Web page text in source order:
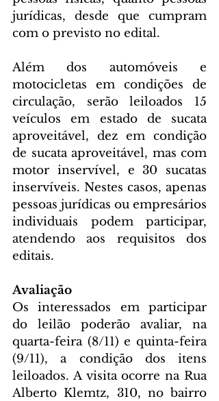
jurídicas, desde que cumpram
com o previsto no edital.
Além dos automóveis e
motocicletas em condições de
circulação, serão leiloados 15
veículos em estado de sucata
aproveitável, dez em condição
de sucata aproveitável, mas com
motor inservível, e 30 sucatas
inservíveis. Nestes casos, apenas
pessoas jurídicas ou empresários
individuais podem participar,
atendendo aos requisitos dos
editais.
Avaliação
Os interessados em participar
do leilão poderão avaliar, na
quarta-feira (8/11) e quinta-feira
(9/11), a condição dos itens
leiloados. A visita ocorre na Rua
Alberto Klemtz, 310, no bairro